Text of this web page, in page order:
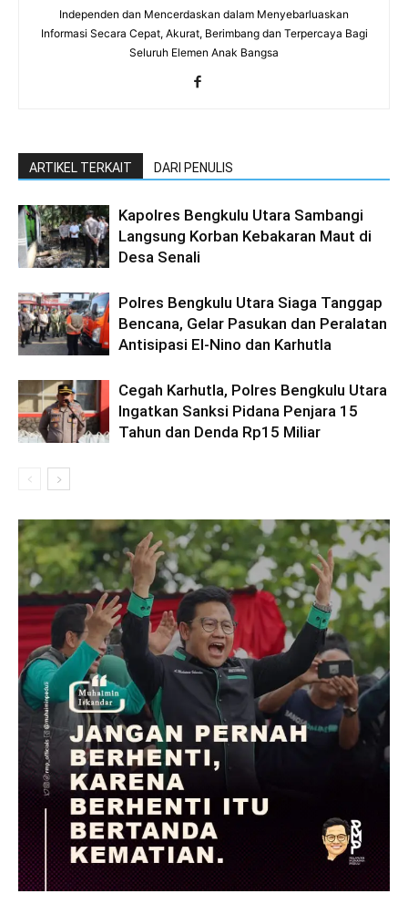
Independen dan Mencerdaskan dalam Menyebarluaskan
Informasi Secara Cepat, Akurat, Berimbang dan Terpercaya Bagi
Seluruh Elemen Anak Bangsa
ARTIKEL TERKAIT DARI PENULIS
Kapolres Bengkulu Utara Sambangi
Langsung Korban Kebakaran Maut di
Desa Senali
Polres Bengkulu Utara Siaga Tanggap
Bencana, Gelar Pasukan dan Peralatan
Antisipasi El-Nino dan Karhutla
Cegah Karhutla, Polres Bengkulu Utara
Ingatkan Sanksi Pidana Penjara 15
Tahun dan Denda Rp15 Miliar